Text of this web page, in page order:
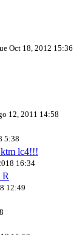
Oct 18, 2012 15:36
12, 2011 14:58
5:38
ktm lc4!!!
16:34
12:49